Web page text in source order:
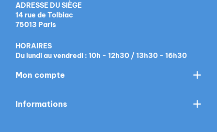
ADRESSE DU SIÈGE
14 rue de Tolbiac
75013 Paris
HORAIRES
Du lundi au vendredi : 10h - 12h30 / 13h30 - 16h30
Mon compte
Informations